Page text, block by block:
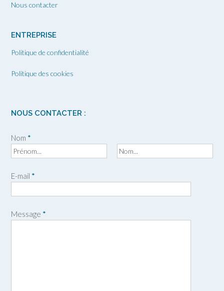
Nous contacter
ENTREPRISE
Politique de confidentialité
Politique des cookies
NOUS CONTACTER :
Nom *
é
E-mail *
Message *